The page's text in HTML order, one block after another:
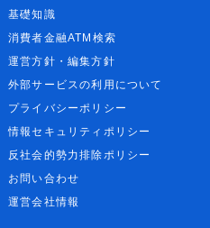
基礎知識
消費者金融ATM検索
運営方針・編集方針
外部サービスの利用について
プライバシーポリシー
情報セキュリティポリシー
反社会的勢力排除ポリシー
お問い合わせ
運営会社情報